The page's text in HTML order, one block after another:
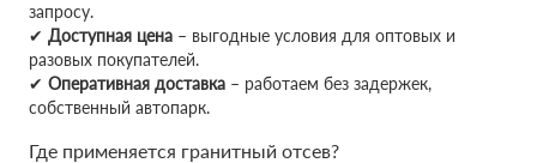
запросу.
✔ Доступная цена – выгодные условия для оптовых и
разовых покупателей.
✔ Оперативная доставка – работаем без задержек,
собственный автопарк.
Где применяется гранитный отсев?